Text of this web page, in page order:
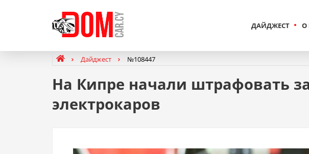
ДАЙДЖЕСТ О
Дайджест №108447
На Кипре начали штрафовать
электрокаров